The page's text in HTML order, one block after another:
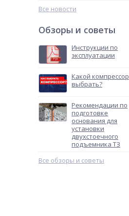
Все новости
Обзоры и советы
Инструкции по
эксплуатации
Какой компрессор
выбрать?
Рекомендации по
подготовке
основания для
установки
двухстоечного
подъемника ТЗ
Все обзоры и советы